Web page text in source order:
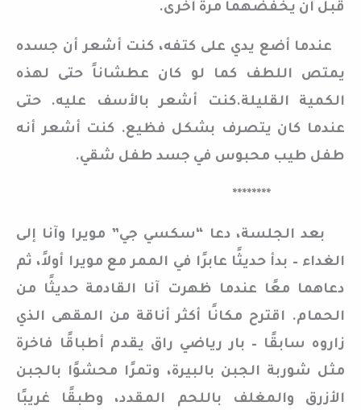
قبل أن يخفضهما مرة أخرى.
عندما أضع يدي على كتفه، كنت أشعر أن جسده
يمتص اللطف كما لو كان عطشاناً حتى لهذه
الكمية القليلة.كنت أشعر بالأسف عليه. حتى
عندما كان يتصرف بشكل فظيع. كنت أشعر أنه
طفل طيب محبوس في جسد طفل شقي.
********
بعد الجلسة، دعا “سكسي جي” مويرا وآنا إلى
الغداء – بدأ حديثًا عابرًا في الممر مع مويرا أولاً، ثم
دعاهما معًا عندما ظهرت آنا القادمة حديثًا من
الحمام. اقترح مكانًا أكثر أناقة من المقهى الذي
زاروه سابقًا – بار رياضي راق يقدم أطباقًا فاخرة
مثل شوربة الجبن بالبيرة، وتمرًا محشوًا بالجبن
الأزرق والمغلف باللحم المقدد، وطبقًا غريبًا